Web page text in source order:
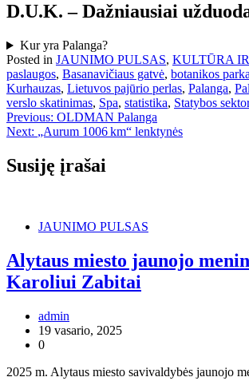
D.U.K. – Dažniausiai
Kur yra Palanga?
Posted in JAUNIMO PULSAS, KULTŪRA
paslaugos, Basanavičiaus gatvė, botanikos
Kurhauzas, Lietuvos pajūrio perlas, Palanga,
verslo skatinimas, Spa, statistika, Statybos
Navigacija
tarp
įrašų
Previous: OLDMAN Palanga
Next: „Aurum 1006 km“ lenktynės
Susiję įrašai
JAUNIMO PULSAS
Alytaus miesto jaunojo
Karoliui Zabitai
admin
19 vasario, 2025
0
2025 m. Alytaus miesto savivaldybės jaunojo